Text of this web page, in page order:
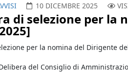
10 DICEMBRE 2025
di selezione per la
per la nomina del Dirigente
del Consiglio di